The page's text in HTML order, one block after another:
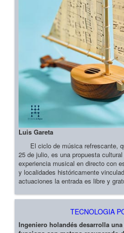
Luis Gareta
El ciclo de música refrescante,
25 de julio, es una propuesta
experiencia musical en directo con
y localidades históricamente
actuaciones la entrada es libre y
TECNOLOGIA
Ingeniero holandés desarrolla